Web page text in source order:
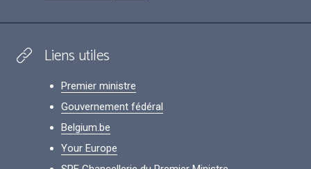
Liens utiles
Premier ministre
Gouvernement fédéral
Belgium.be
Your Europe